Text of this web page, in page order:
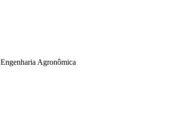
Engenharia Agronômica